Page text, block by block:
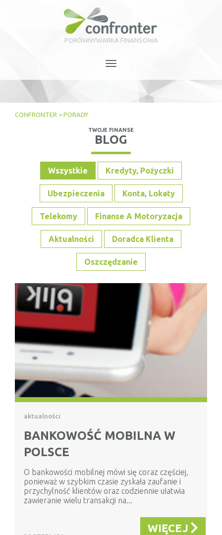
PORÓWNYWARKA FINANSOWA
navigation
CONFRONTER > PORADY
TWOJE FINANSE
BLOG
Wszystkie Kredyty, Pożyczki
Ubezpieczenia Konta, Lokaty
Telekomy Finanse A Motoryzacja
Aktualności Doradca Klienta
Oszczędzanie
aktualności
BANKOWOŚĆ MOBILNA W
POLSCE
O bankowości mobilnej mówi się coraz częściej,
ponieważ w szybkim czasie zyskała zaufanie i
przychylność klientów oraz codziennie ułatwia
zawieranie wielu transakcji na...
WIĘCEJ